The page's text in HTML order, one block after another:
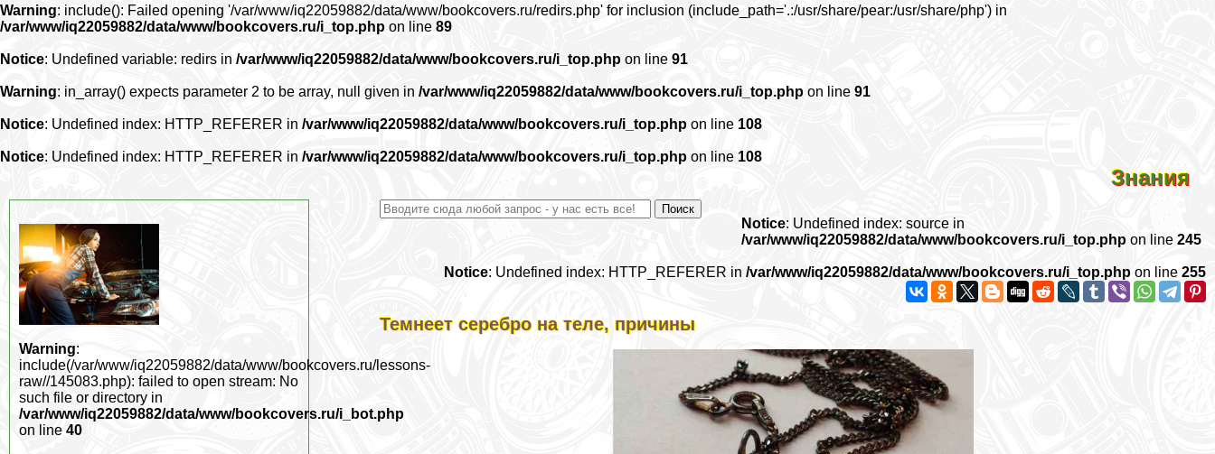
Warning: include(): Failed opening '/var/www/iq22059882/data/www/bookcovers.ru/redirs.php' for inclusion (include_path='.:/usr/share/pear:/usr/share/php') in
/var/www/iq22059882/data/www/bookcovers.ru/i_top.php on line 89
Notice: Undefined variable: redirs in /var/www/iq22059882/data/www/bookcovers.ru/i_top.php on line 91
Warning: in_array() expects parameter 2 to be array, null given in /var/www/iq22059882/data/www/bookcovers.ru/i_top.php on line 91
Notice: Undefined index: HTTP_REFERER in /var/www/iq22059882/data/www/bookcovers.ru/i_top.php on line 108
Notice: Undefined index: HTTP_REFERER in /var/www/iq22059882/data/www/bookcovers.ru/i_top.php on line 108
Знания
Notice: Undefined index: source in
/var/www/iq22059882/data/www/bookcovers.ru/i_top.php on line245
Notice: Undefined index: HTTP_REFERER in /var/www/iq22059882/data/www/bookcovers.ru/i_top.php on line 255
Темнеет серебро на теле, причины
Warning:
include(/var/www/iq22059882/data/www/bookcovers.ru/lessons-
raw//145083.php): failed to open stream: No
such file or directory in
/var/www/iq22059882/data/www/bookcovers.ru/i_bot.php
on line 40